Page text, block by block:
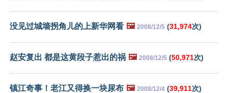
没见过城墙拐角儿的上新华网看 🖼️ 2008/12/5 (31,974次)
赵安复出 都是这黄段子惹出的祸 🖼️ 2008/12/5 (50,971次)
镇江奇事！老江又得换一块尿布 🖼️ 2008/12/4 (39,911次)